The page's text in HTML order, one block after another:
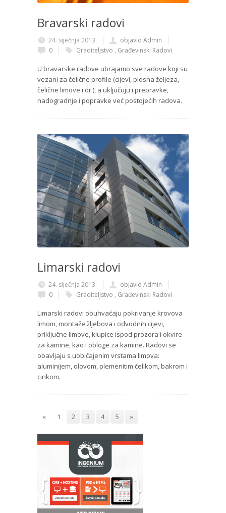
Bravarski radovi
24. siječnja 2013.
objavio Admin
0
Graditeljstvo , Građevinski Radovi
U bravarske radove ubrajamo sve radove koji su
vezani za čelične profile (cijevi, plosna željeza,
čelične limove i dr.), a uključuju i prepravke,
nadogradnje i popravke već postojećih radova.
Limarski radovi
24. siječnja 2013.
objavio Admin
0
Graditeljstvo , Građevinski Radovi
Limarski radovi obuhvaćaju pokrivanje krovova
limom, montaže žljebova i odvodnih cijevi,
priključne limove, klupice ispod prozora i okvire
za kamine, kao i obloge za kamine. Radovi se
obavljaju s uobičajenim vrstama limova:
aluminijem, olovom, plemenitim čelikom, bakrom i
cinkom.
« 1 2 3 4 5 »